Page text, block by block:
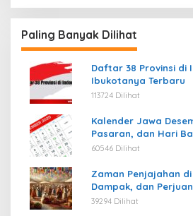
Paling Banyak Dilihat
Daftar 38 Provinsi di
Ibukotanya Terbaru
113724 Dilihat
Kalender Jawa
Pasaran, dan Hari
60546 Dilihat
Zaman Penjajahan
Dampak, dan
Kemerdekaan
39294 Dilihat